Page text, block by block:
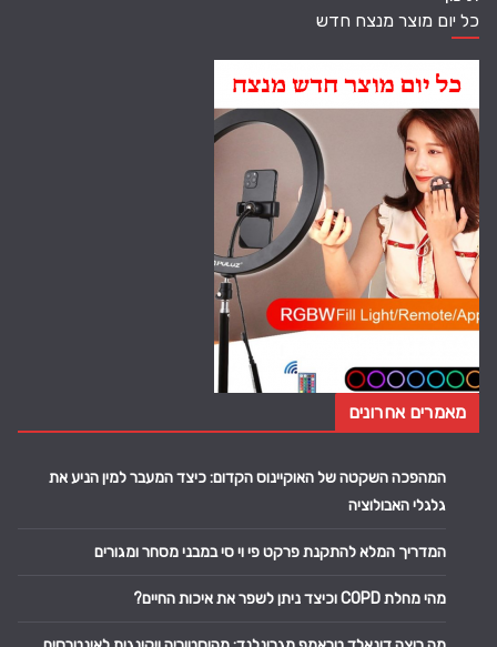
כל יום מוצר מנצח חדש
מאמרים אחרונים
המהפכה השקטה של האוקיינוס הקדום: כיצד המעבר למין הניע את
גלגלי האבולוציה
המדריך המלא להתקנת פרקט פי וי סי במבני מסחר ומגורים
מהי מחלת COPD וכיצד ניתן לשפר את איכות החיים?